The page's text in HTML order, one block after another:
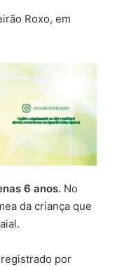
Roxo, em
6 anos. No
da criança que
por